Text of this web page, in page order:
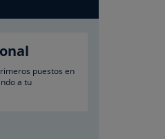
puestos en
a tu